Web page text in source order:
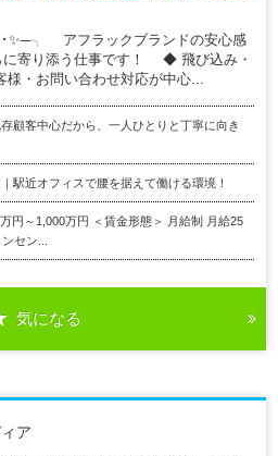
アフラックブランドの安心感
寄り添う仕事です！ ◆ 飛び込み・
・お問い合わせ対応が中心...
顧客中心だから、一人ひとりと丁寧に向き
駅近オフィスで腰を据えて働ける環境！
円～1,000万円 ＜賃金形態＞ 月給制 月給25
セン...
気になる
ア